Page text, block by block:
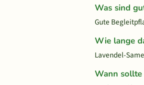
Was sind
Gute
Wie lange
Lavendel-
Wann sollte